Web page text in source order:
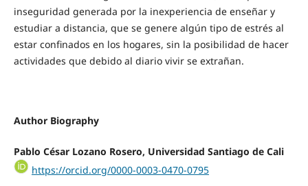
inseguridad generada por la inexperiencia de enseñar y
estudiar a distancia, que se genere algún tipo de estrés al
estar confinados en los hogares, sin la posibilidad de hacer
actividades que debido al diario vivir se extrañan.
Author Biography
Pablo César Lozano Rosero, Universidad Santiago de Cali
https://orcid.org/0000-0003-0470-0795